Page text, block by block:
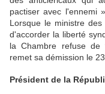
pactiser avec l'ennemi
Lorsque le ministre
d'accorder la liberté
la Chambre refuse de
remet sa démission le
Président de la